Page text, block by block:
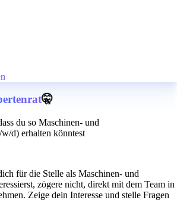
🤫
du so Maschinen- und
d) erhalten könntest
für die Stelle als Maschinen- und
zögere nicht, direkt mit dem Team in
Zeige dein Interesse und stelle Fragen